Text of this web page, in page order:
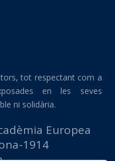
tot respectant com a
en les seves
ni solidària.
Europea
1914